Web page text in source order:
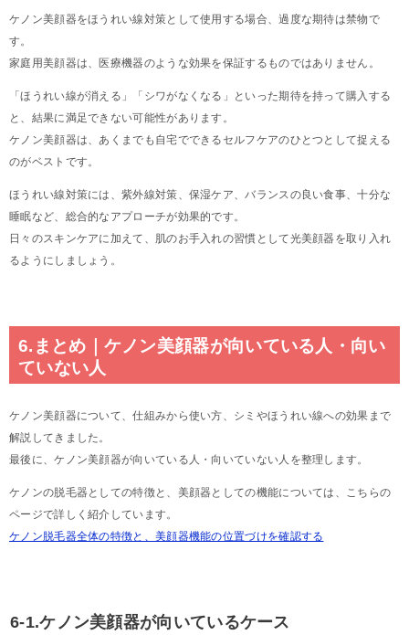
ケノン美顔器をほうれい線対策として使用する場合、過度な期待は禁物で
す。
家庭用美顔器は、医療機器のような効果を保証するものではありません。
「ほうれい線が消える」「シワがなくなる」といった期待を持って購入する
と、結果に満足できない可能性があります。
ケノン美顔器は、あくまでも自宅でできるセルフケアのひとつとして捉える
のがベストです。
ほうれい線対策には、紫外線対策、保湿ケア、バランスの良い食事、十分な
睡眠など、総合的なアプローチが効果的です。
日々のスキンケアに加えて、肌のお手入れの習慣として光美顔器を取り入れ
るようにしましょう。
6.まとめ｜ケノン美顔器が向いている人・向い
ていない人
ケノン美顔器について、仕組みから使い方、シミやほうれい線への効果まで
解説してきました。
最後に、ケノン美顔器が向いている人・向いていない人を整理します。
ケノンの脱毛器としての特徴と、美顔器としての機能については、こちらの
ページで詳しく紹介しています。
ケノン脱毛器全体の特徴と、美顔器機能の位置づけを確認する
6-1.ケノン美顔器が向いているケース